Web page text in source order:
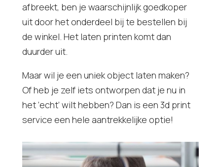
afbreekt, ben je waarschijnlijk goedkoper
uit door het onderdeel bij te bestellen bij
de winkel. Het laten printen komt dan
duurder uit.
Maar wil je een uniek object laten maken?
Of heb je zelf iets ontworpen dat je nu in
het ‘echt’ wilt hebben? Dan is een 3d print
service een hele aantrekkelijke optie!